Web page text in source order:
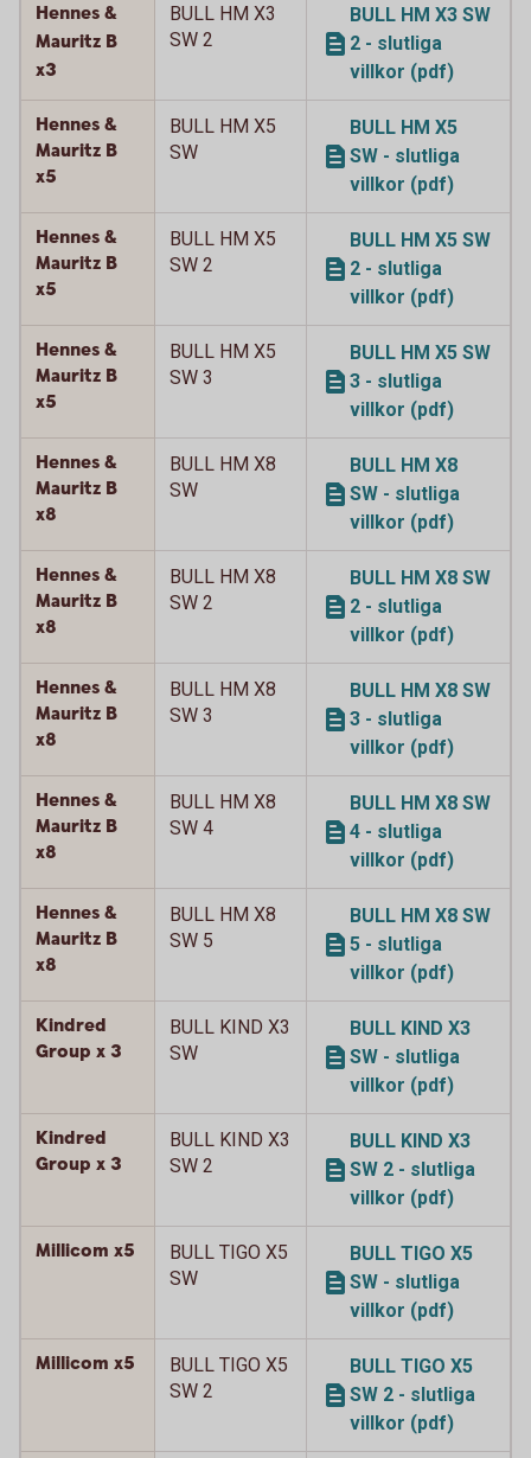
Hennes &
Mauritz B
x3
BULL HM X3
SW 2
BULL HM X3 SW
2 - slutliga
villkor (pdf)
Hennes &
Mauritz B
x5
BULL HM X5
SW
BULL HM X5
SW - slutliga
villkor (pdf)
Hennes &
Mauritz B
x5
BULL HM X5
SW 2
BULL HM X5 SW
2 - slutliga
villkor (pdf)
Hennes &
Mauritz B
x5
BULL HM X5
SW 3
BULL HM X5 SW
3 - slutliga
villkor (pdf)
Hennes &
Mauritz B
x8
BULL HM X8
SW
BULL HM X8
SW - slutliga
villkor (pdf)
Hennes &
Mauritz B
x8
BULL HM X8
SW 2
BULL HM X8 SW
2 - slutliga
villkor (pdf)
Hennes &
Mauritz B
x8
BULL HM X8
SW 3
BULL HM X8 SW
3 - slutliga
villkor (pdf)
Hennes &
Mauritz B
x8
BULL HM X8
SW 4
BULL HM X8 SW
4 - slutliga
villkor (pdf)
Hennes &
Mauritz B
x8
BULL HM X8
SW 5
BULL HM X8 SW
5 - slutliga
villkor (pdf)
Kindred
Group x 3
BULL KIND X3
SW
BULL KIND X3
SW - slutliga
villkor (pdf)
Kindred
Group x 3
BULL KIND X3
SW 2
BULL KIND X3
SW 2 - slutliga
villkor (pdf)
Millicom x5
BULL TIGO X5
SW
BULL TIGO X5
SW - slutliga
villkor (pdf)
Millicom x5
BULL TIGO X5
SW 2
BULL TIGO X5
SW 2 - slutliga
villkor (pdf)